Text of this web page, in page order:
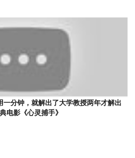
一分钟，就解出了大学教授两年才解出
电影《心灵捕手》